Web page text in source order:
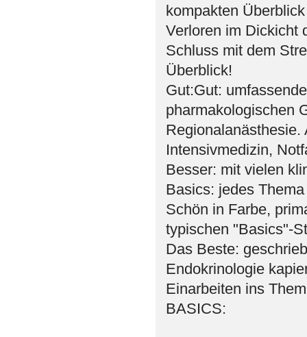
kompakten
Verloren im Dickicht
Schluss mit dem
Überblick!
Gut:Gut:
pharmakologischen
Intensivmedizin,
Besser: mit vielen
Basics: jedes
Schön in Farbe,
typischen "Basics"-
Das Beste:
Endokrinologie
Einarbeiten ins
BASICS: